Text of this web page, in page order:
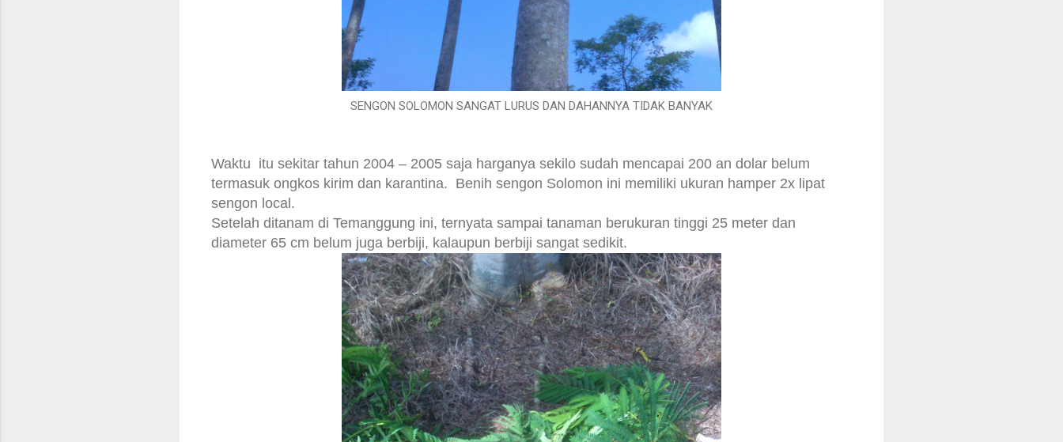
SENGON SOLOMON SANGAT LURUS DAN DAHANNYA TIDAK BANYAK
Waktu itu sekitar tahun 2004 – 2005 saja harganya sekilo sudah mencapai 200 an dolar belum
termasuk ongkos kirim dan karantina. Benih sengon Solomon ini memiliki ukuran hamper 2x lipat
sengon local.
Setelah ditanam di Temanggung ini, ternyata sampai tanaman berukuran tinggi 25 meter dan
diameter 65 cm belum juga berbiji, kalaupun berbiji sangat sedikit.